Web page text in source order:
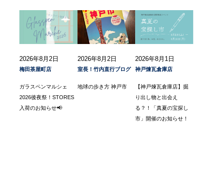
2026年8月2日
梅田茶屋町店
ガラスペンマルシェ
2026後夜祭！STORES
入荷のお知らせ📢
2026年8月2日
室長！竹内直行ブログ
地球の歩き方 神戸市
2026年8月1日
神戸煉瓦倉庫店
【神戸煉瓦倉庫店】掘
り出し物と出会え
る？！「真夏の宝探し
市」開催のお知らせ！